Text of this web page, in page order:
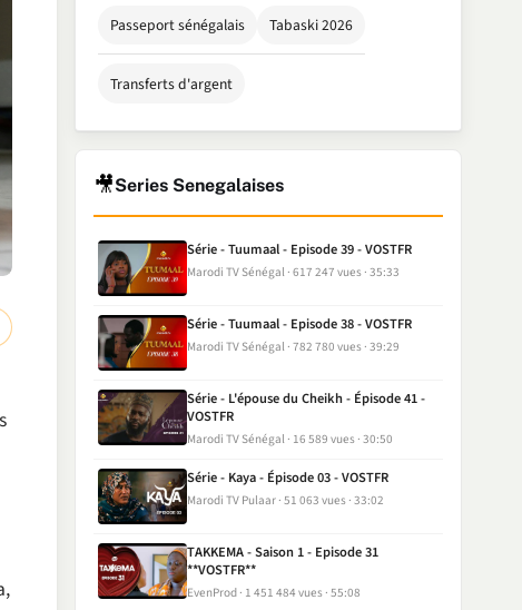
Passeport sénégalais Tabaski 2026
Transferts d'argent
🎥Series Senegalaises
Série - Tuumaal - Episode 39 - VOSTFR
Marodi TV Sénégal 617 247 vues 35:33
Série - Tuumaal - Episode 38 - VOSTFR
Marodi TV Sénégal 782 780 vues 39:29
Série - L'épouse du Cheikh - Épisode 41 -
VOSTFR
Marodi TV Sénégal 16 589 vues 30:50
Série - Kaya - Épisode 03 - VOSTFR
Marodi TV Pulaar 51 063 vues 33:02
TAKKEMA - Saison 1 - Episode 31
**VOSTFR**
EvenProd 1 451 484 vues 55:08